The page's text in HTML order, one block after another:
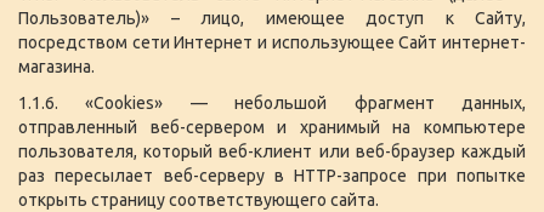
Пользователь)» – лицо, имеющее доступ к Сайту,
посредством сети Интернет и использующее Сайт интернет-
магазина.
1.1.6. «Cookies» — небольшой фрагмент данных,
отправленный веб-сервером и хранимый на компьютере
пользователя, который веб-клиент или веб-браузер каждый
раз пересылает веб-серверу в HTTP-запросе при попытке
открыть страницу соответствующего сайта.